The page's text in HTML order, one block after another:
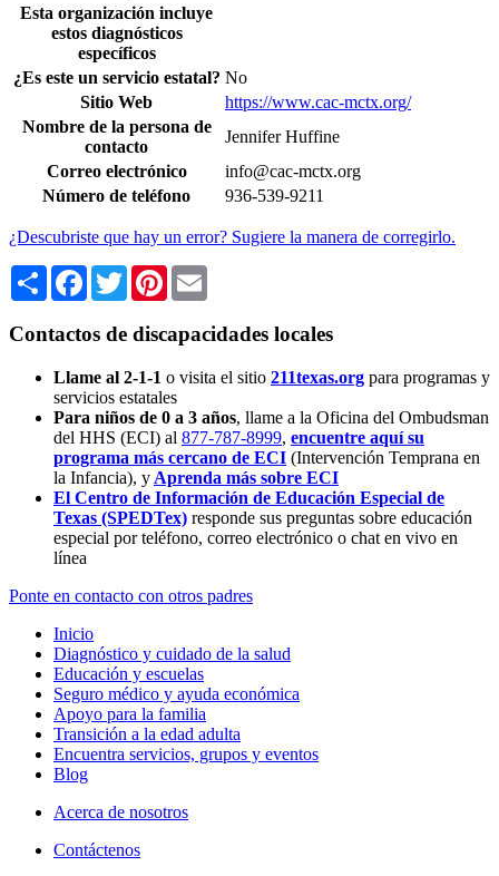
Esta organización incluye
estos diagnósticos
específicos
¿Es este un servicio estatal? No
Sitio Web
https://www.cac-mctx.org/
Nombre de la persona de
contacto
Jennifer Huffine
Correo electrónico
info@cac-mctx.org
Número de teléfono
936-539-9211
¿Descubriste que hay un error? Sugiere la manera de corregirlo.
Share Facebook
TwitterPinterest
Contactos de discapacidades locales
Llame al 2-1-1 o visita el sitio 211texas.org para programas y
servicios estatales
Para niños de 0 a 3 años, llame a la Oficina del Ombudsman
del HHS (ECI) al 877-787-8999, encuentre aquí su
programa más cercano de ECI (Intervención Temprana en
la Infancia), y Aprenda más sobre ECI
El Centro de Información de Educación Especial de
Texas (SPEDTex) responde sus preguntas sobre educación
especial por teléfono, correo electrónico o chat en vivo en
línea
Ponte en contacto con otros padres
Inicio
Diagnóstico y cuidado de la salud
Educación y escuelas
Seguro médico y ayuda económica
Apoyo para la familia
Transición a la edad adulta
Encuentra servicios, grupos y eventos
Blog
Acerca de nosotros
Contáctenos